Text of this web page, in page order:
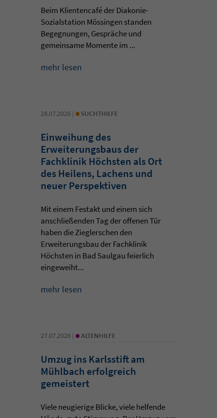
Beim Klientencafé der Diakonie-
Sozialstation Mössingen standen
Begegnungen, Gespräche und
gemeinsame Momente im ...
mehr lesen
28.07.2026 | • SUCHTHILFE
Einweihung des
Erweiterungsbaus der
Fachklinik Höchsten als Ort
des Heilens, Lachens und
neuer Perspektiven
Mit einem Festakt und einem sich
anschließenden Tag der offenen Tür
haben die Zieglerschen den
Erweiterungsbau der Fachklinik
Höchsten in Bad Saulgau feierlich
eingeweiht...
mehr lesen
27.07.2026 | • ALTENHILFE
Umzug ins Karlsstift am
Mühlbach erfolgreich
gemeistert
Viele neugierige Blicke, viele helfende